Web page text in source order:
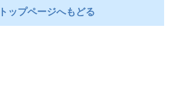
トップページへもどる